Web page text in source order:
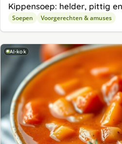
Kippensoep: helder, pittig
Soepen Voorgerechten & amuses
AI-kok